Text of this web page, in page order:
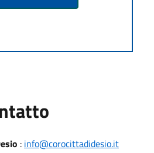
: info@corocittadidesio.it